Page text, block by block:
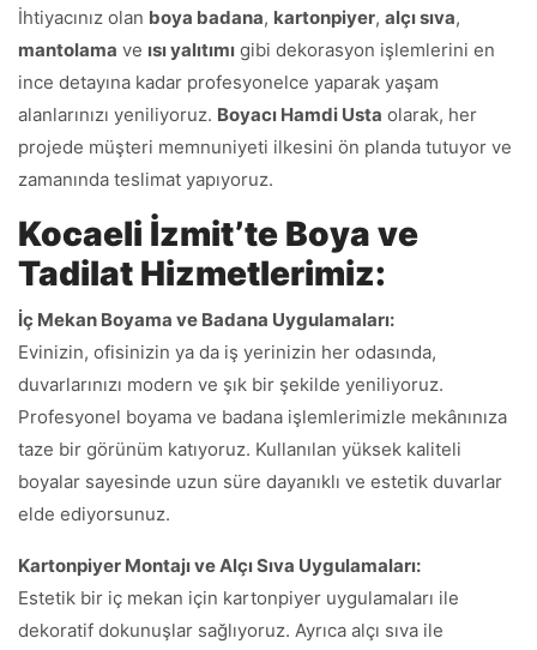
İhtiyacınız olan boya badana, kartonpiyer, alçı sıva,
mantolama ve ısı yalıtımı gibi dekorasyon işlemlerini en
ince detayına kadar profesyonelce yaparak yaşam
alanlarınızı yeniliyoruz. Boyacı Hamdi Usta olarak, her
projede müşteri memnuniyeti ilkesini ön planda tutuyor ve
zamanında teslimat yapıyoruz.
Kocaeli İzmit’te Boya ve
Tadilat Hizmetlerimiz:
İç Mekan Boyama ve Badana Uygulamaları:
Evinizin, ofisinizin ya da iş yerinizin her odasında,
duvarlarınızı modern ve şık bir şekilde yeniliyoruz.
Profesyonel boyama ve badana işlemlerimizle mekânınıza
taze bir görünüm katıyoruz. Kullanılan yüksek kaliteli
boyalar sayesinde uzun süre dayanıklı ve estetik duvarlar
elde ediyorsunuz.
Kartonpiyer Montajı ve Alçı Sıva Uygulamaları:
Estetik bir iç mekan için kartonpiyer uygulamaları ile
dekoratif dokunuşlar sağlıyoruz. Ayrıca alçı sıva ile